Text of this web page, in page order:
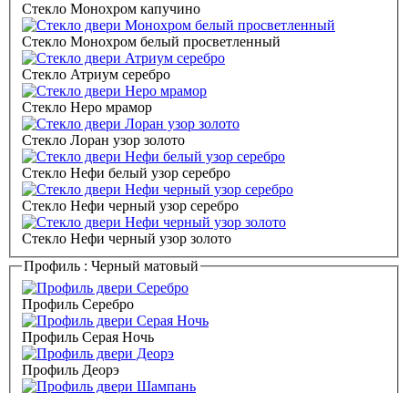
Стекло Монохром капучино
Стекло Монохром белый просветленный
Стекло Атриум серебро
Стекло Неро мрамор
Стекло Лоран узор золото
Стекло Нефи белый узор серебро
Стекло Нефи черный узор серебро
Стекло Нефи черный узор золото
Профиль : Черный матовый
Профиль Серебро
Профиль Серая Ночь
Профиль Деорэ